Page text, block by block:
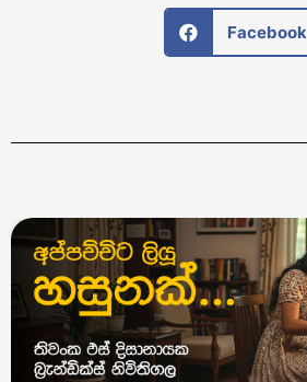
Facebook